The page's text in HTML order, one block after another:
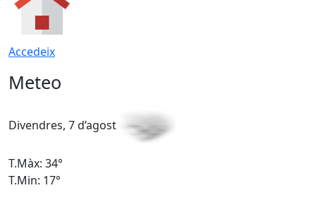
Accedeix
Meteo
Divendres, 7 d’agost
T.Màx: 34°
T.Min: 17°